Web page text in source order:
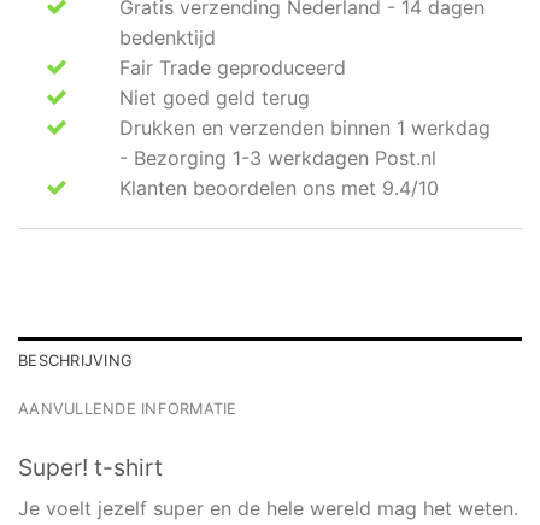
Gratis verzending Nederland - 14 dagen
bedenktijd
Fair Trade geproduceerd
Niet goed geld terug
Drukken en verzenden binnen 1 werkdag
- Bezorging 1-3 werkdagen Post.nl
Klanten beoordelen ons met 9.4/10
BESCHRIJVING
AANVULLENDE INFORMATIE
Super! t-shirt
Je voelt jezelf super en de hele wereld mag het weten.